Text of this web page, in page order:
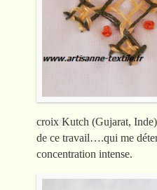
croix Kutch (Gujarat,
de ce travail….qui me
concentration intense.